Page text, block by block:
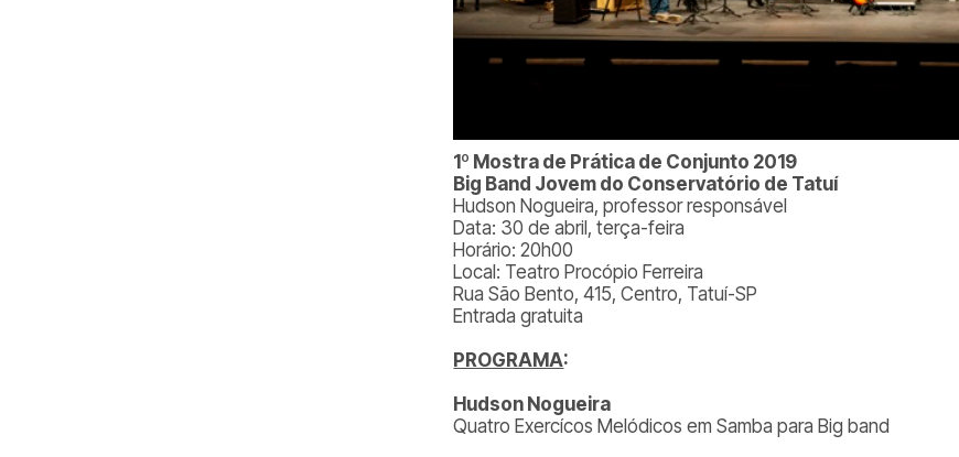
1º Mostra de Prática de Conjunto 2019
Big Band Jovem do Conservatório de Tatuí
Hudson Nogueira, professor responsável
Data: 30 de abril, terça-feira
Horário: 20h00
Local: Teatro Procópio Ferreira
Rua São Bento, 415, Centro, Tatuí-SP
Entrada gratuita
PROGRAMA:
Hudson Nogueira
Quatro Exercícos Melódicos em Samba para Big band